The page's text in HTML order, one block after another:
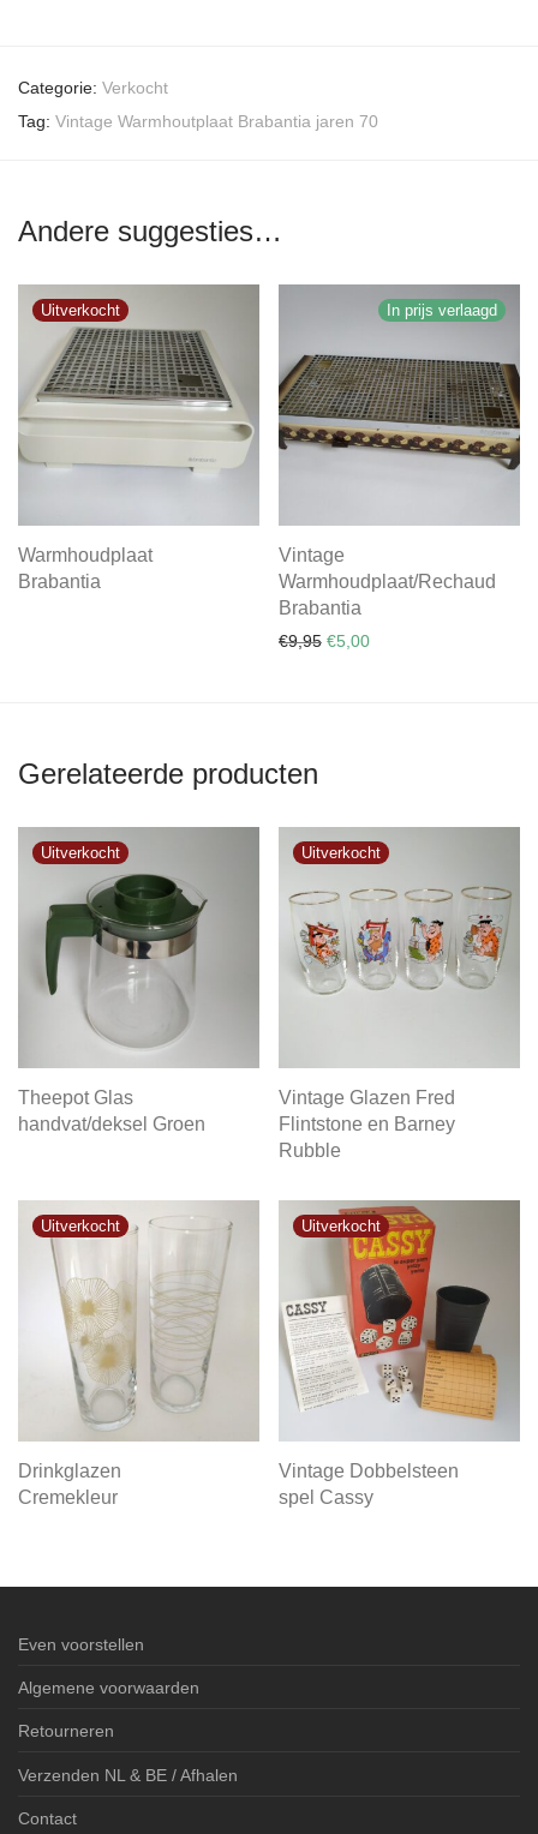
Categorie: Verkocht
Tag: Vintage Warmhoutplaat Brabantia jaren 70
Andere suggesties…
Warmhoudplaat
Brabantia
In prijs verlaagd
Vintage
Warmhoudplaat/Rechaud
Brabantia
€9,95 Oorspronkelijke prijs was:
€5,00Huidige prijs is: €5,00.
Gerelateerde producten
Theepot Glas
handvat/deksel Groen
Vintage Glazen Fred
Flintstone en Barney
Rubble
Drinkglazen
Cremekleur
Vintage Dobbelsteen
spel Cassy
Even voorstellen
Algemene voorwaarden
Retourneren
Verzenden NL & BE / Afhalen
Contact